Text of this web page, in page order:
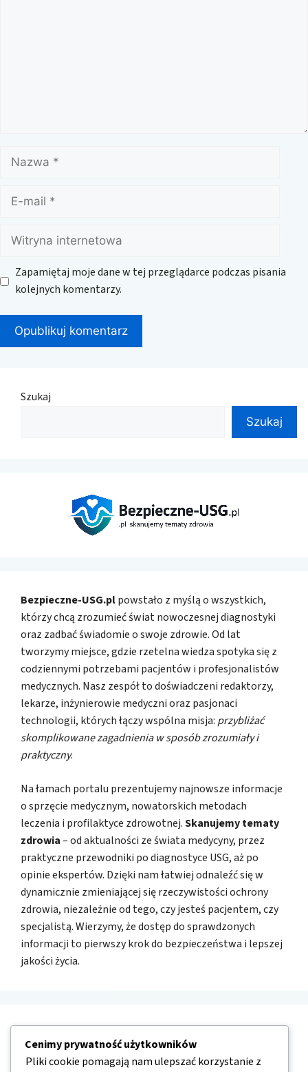
Nazwa
mail
Witryna
internetowa
Zapamiętaj moje dane w tej przeglądarce podczas pisania
kolejnych komentarzy.
Szukaj
Szukaj
Bezpieczne-USG.plpowstało z myślą o wszystkich,
którzy chcą zrozumieć świat nowoczesnej diagnostyki
oraz zadbać świadomie o swoje zdrowie. Od lat
tworzymy miejsce, gdzie rzetelna wiedza spotyka się z
codziennymi potrzebami pacjentów i profesjonalistów
medycznych. Nasz zespół to doświadczeni redaktorzy,
lekarze, inżynierowie medyczni oraz pasjonaci
technologii, których łączy wspólna misja: przybliżać
skomplikowane zagadnienia w sposób zrozumiały i
praktyczny.
Na łamach portalu prezentujemy najnowsze informacje
o sprzęcie medycznym, nowatorskich metodach
leczenia i profilaktyce zdrowotnej.Skanujemy tematy
zdrowia– od aktualności ze świata medycyny, przez
praktyczne przewodniki po diagnostyce USG, aż po
opinie ekspertów. Dzięki nam łatwiej odnaleźć się w
dynamicznie zmieniającej się rzeczywistości ochrony
zdrowia, niezależnie od tego, czy jesteś pacjentem, czy
specjalistą. Wierzymy, że dostęp do sprawdzonych
informacji to pierwszy krok do bezpieczeństwa i lepszej
jakości życia.
Cenimy prywatność użytkowników
Pliki cookie pomagają nam ulepszać korzystanie z